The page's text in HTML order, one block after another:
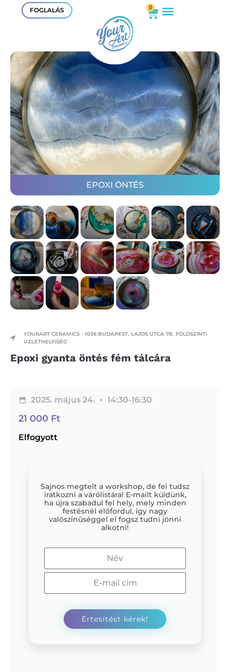
FOGLALÁS 0
EPOXI ÖNTÉS
YOURART CERAMICS - 1036 BUDAPEST, LAJOS UTCA 78. FÖLDSZINTI
ÜZLETHELYISÉG
Epoxi gyanta öntés fém tálcára
2025. május 24. 14:30-16:30
21 000 Ft
Elfogyott
Sajnos megtelt a workshop, de fel tudsz
iratkozni a várólistára! E-mailt küldünk,
ha újra szabadul fel hely, mely minden
festésnél előfordul, így nagy
valószínűséggel el fogsz tudni jönni
alkotni!